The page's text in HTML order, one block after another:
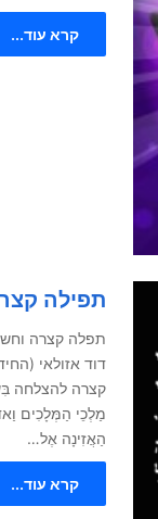
קרא עוד...
תפילה
תפלה קצרה
דוד אזולאי
קצרה להצלחה
מַלְכֵי הַמְּלָכִים
הַאֲזִינָה אֶל…
קרא עוד...